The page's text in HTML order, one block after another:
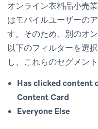
オンライン衣料品小売
はモバイルユーザーの
す。そのため、別のオ
以下のフィルターを選
し、これらのセグメン
Has clicked content
Content Card
Everyone Else